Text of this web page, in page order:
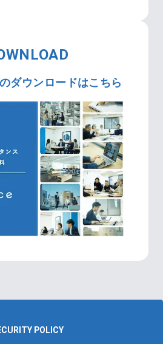
ダウンロードはこちら
POLICY